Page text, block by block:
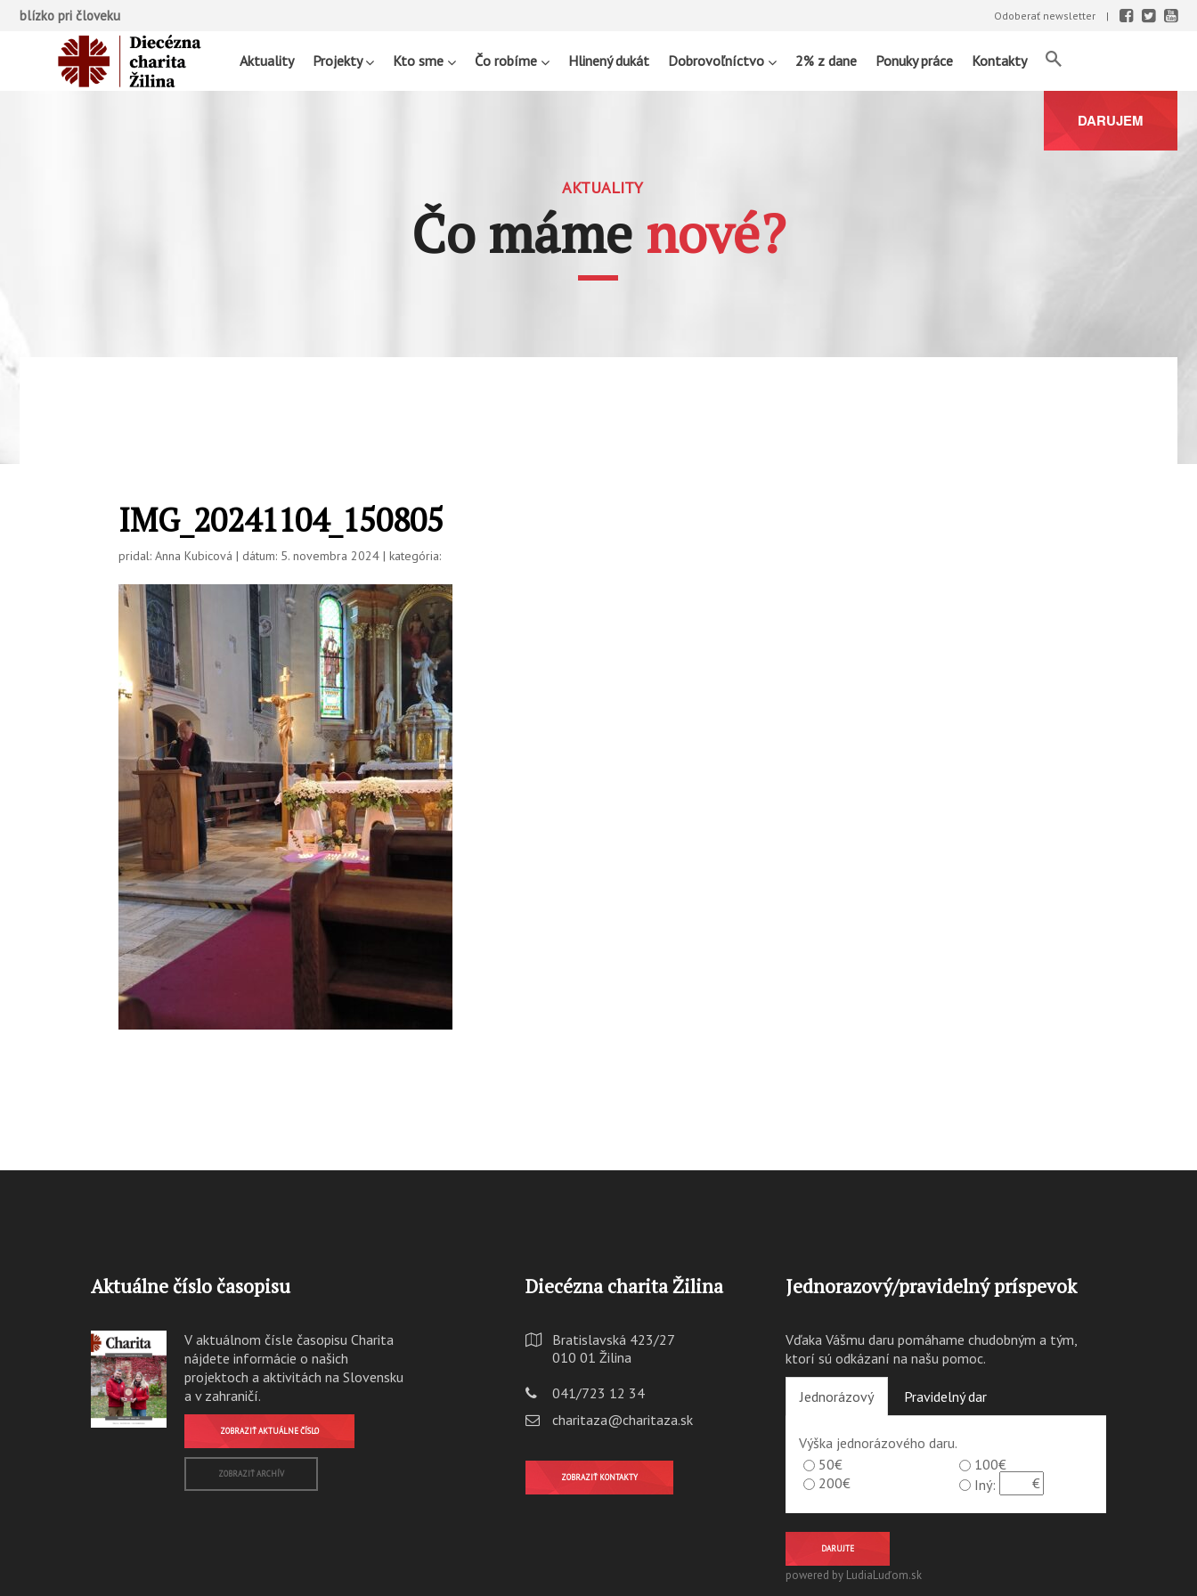
blízko pri človeku Odoberať newsletter
Aktuality Projekty Kto sme Čo robíme Hlinený dukát Dobrovoľníctvo 2% z dane Ponuky práce Kontakty
DARUJEM
AKTUALITY
Čo máme nové?
IMG_20241104_150805
pridal: Anna Kubicová | dátum: 5. novembra 2024 | kategória:
Aktuálne číslo časopisu
V aktuálnom čísle časopisu Charita
nájdete informácie o našich
projektoch a aktivitách na Slovensku
a v zahraničí.
ZOBRAZIŤ AKTUÁLNE ČÍSLO
ZOBRAZIŤ ARCHÍV
Diecézna charita Žilina
Bratislavská 423/27
010 01 Žilina
041/723 12 34
charitaza@charitaza.sk
ZOBRAZIŤ KONTAKTY
Jednorazový/pravidelný príspevok
Vďaka Vášmu daru pomáhame chudobným a tým,
ktorí sú odkázaní na našu pomoc.
Jednorázový Pravidelný dar
Výška jednorázového daru.
50€
100€
200€
Iný:
DARUJTE
powered by LudiaLuďom.sk